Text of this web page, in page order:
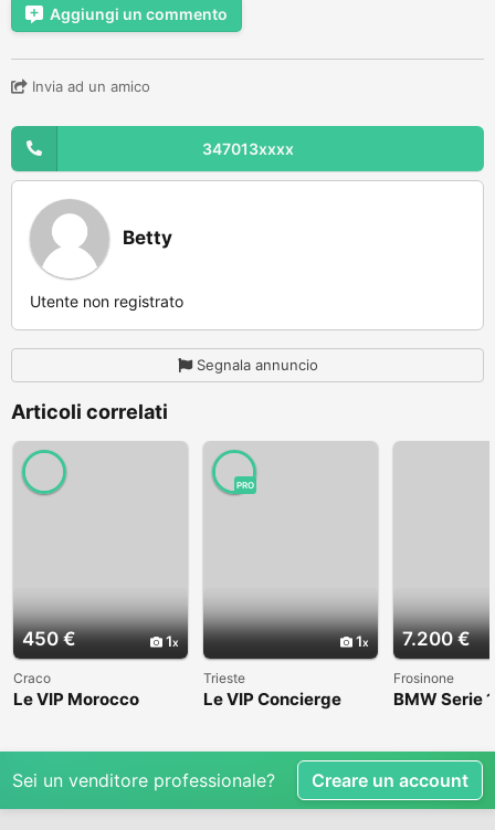
Aggiungi un commento
Invia ad un amico
347013xxxx
Betty
Utente non registrato
Segnala annuncio
Articoli correlati
450 € 1
Craco
Le VIP Morocco
1
PRO
Trieste
Le VIP Concierge
7.200 €
Frosinone
BMW Serie
Sei un venditore professionale? Creare un account